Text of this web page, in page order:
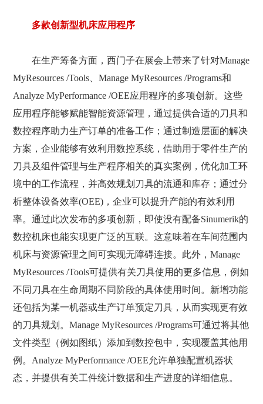
多款创新型机床应用程序
在生产筹备方面，西门子在展会上带来了针对Manage
MyResources /Tools、Manage MyResources /Programs和
Analyze MyPerformance /OEE应用程序的多项创新。这些
应用程序能够赋能智能资源管理，通过提供合适的刀具和
数控程序助力生产订单的准备工作；通过制造层面的解决
方案，企业能够有效利用数控系统，借助用于零件生产的
刀具及组件管理与生产程序相关的真实案例，优化加工环
境中的工作流程，并高效规划刀具的流通和库存；通过分
析整体设备效率(OEE)，企业可以提升产能的有效利用
率。通过此次发布的多项创新，即使没有配备Sinumerik的
数控机床也能实现更广泛的互联。这意味着在车间范围内
机床与资源管理之间可实现无障碍连接。此外，Manage
MyResources /Tools可提供有关刀具使用的更多信息，例如
不同刀具在生命周期不同阶段的具体使用时间。新增功能
还包括为某一机器或生产订单预定刀具，从而实现更有效
的刀具规划。Manage MyResources /Programs可通过将其他
文件类型（例如图纸）添加到数控包中，实现覆盖其他用
例。Analyze MyPerformance /OEE允许单独配置机器状
态，并提供有关工件统计数据和生产进度的详细信息。